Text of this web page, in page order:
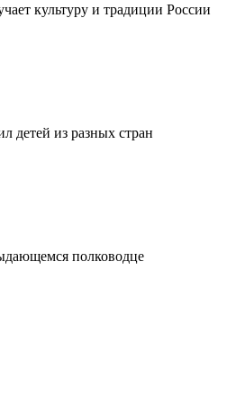
культуру и традиции России
детей из разных стран
полководце